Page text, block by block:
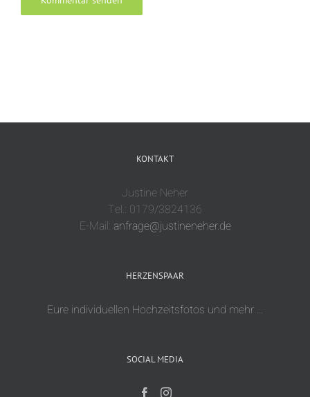
KONTAKT
Justine Neher
Tel.: 0179/3824136
E-Mail: anfrage@justineneher.de
HERZENSPAAR
Eure individuellen Hochzeitsfotos und mehr …
SOCIAL MEDIA